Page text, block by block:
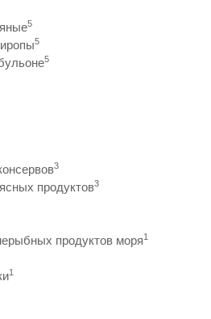
5
5
5
3
продуктов3
продуктов моря1
1